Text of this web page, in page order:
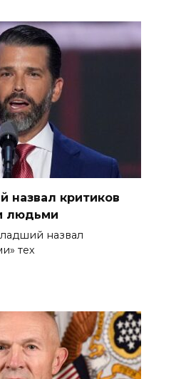
назвал критиков
людьми
назвал
тех